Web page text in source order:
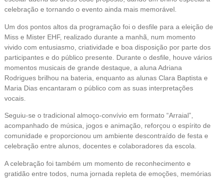
celebração e tornando o evento ainda mais memorável.
Um dos pontos altos da programação foi o desfile para a eleição de
Miss e Mister EHF, realizado durante a manhã, num momento
vivido com entusiasmo, criatividade e boa disposição por parte dos
participantes e do público presente. Durante o desfile, houve vários
momentos musicais de grande destaque, a aluna Adriana
Rodrigues brilhou na bateria, enquanto as alunas Clara Baptista e
Maria Dias encantaram o público com as suas interpretações
vocais.
Seguiu-se o tradicional almoço-convívio em formato “Arraial”,
acompanhado de música, jogos e animação, reforçou o espírito de
comunidade e proporcionou um ambiente descontraído de festa e
celebração entre alunos, docentes e colaboradores da escola.
A celebração foi também um momento de reconhecimento e
gratidão entre todos, numa jornada repleta de emoções, memórias